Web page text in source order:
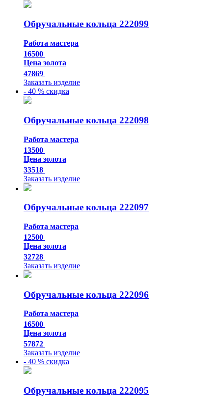
Обручальные кольца 222099
Работа мастера
16500
Цена золота
47869
Заказать изделие
- 40 % скидка
Обручальные кольца 222098
Работа мастера
13500
Цена золота
33518
Заказать изделие
Обручальные кольца 222097
Работа мастера
12500
Цена золота
32728
Заказать изделие
Обручальные кольца 222096
Работа мастера
16500
Цена золота
57872
Заказать изделие
- 40 % скидка
Обручальные кольца 222095